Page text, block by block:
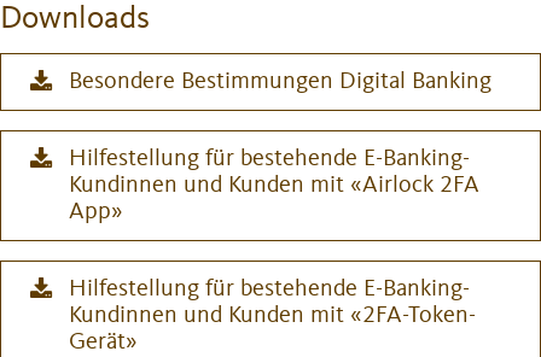
Downloads
Besondere Bestimmungen Digital Banking
Hilfestellung für bestehende E-Banking-
Kundinnen und Kunden mit «Airlock 2FA
App»
Hilfestellung für bestehende E-Banking-
Kundinnen und Kunden mit «2FA-Token-
Gerät»